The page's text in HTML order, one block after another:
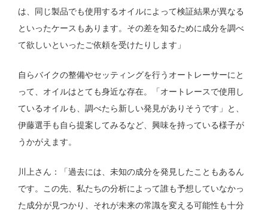
は、同じ製品でも使用するオイルによって検証結果が異なる
といったケースもあります。その差を知るために成分を調べ
て欲しいといったご依頼を受けたりします」
自らバイクの整備やセッティングを行うオートレーサーにと
って、オイルはとても身近な存在。「オートレースで使用し
ているオイルも、調べたら新しい発見がありそうです」と、
伊藤選手も自ら提案してみるなど、興味を持っている様子が
うかがえます。
川上さん：「過去には、未知の成分を発見したこともあるん
です。この先、私たちの分析によって誰も予想していなかっ
た成分が見つかり、それが未来の常識を変える可能性も十分